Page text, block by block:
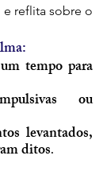
reflita sobre o
tempo para
ou
levantados,
ditos.